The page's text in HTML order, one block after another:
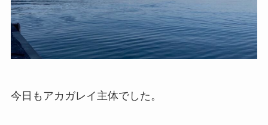
今日もアカガレイ主体でした。